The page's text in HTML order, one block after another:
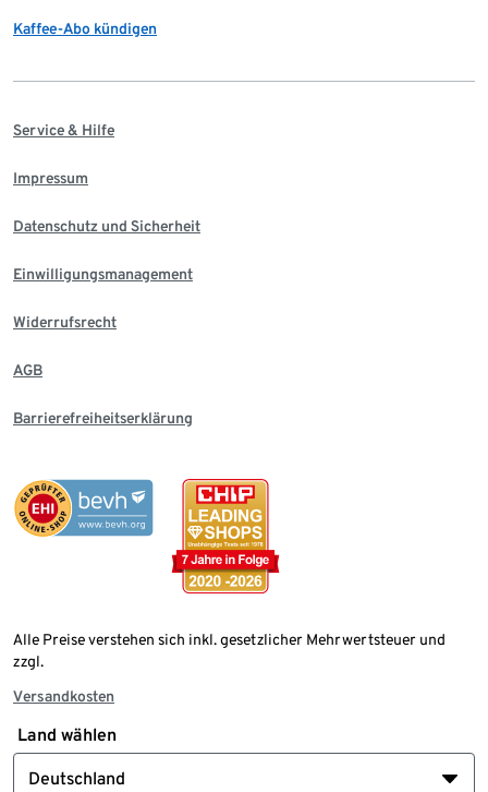
Kaffee-Abo kündigen
Service & Hilfe
Impressum
Datenschutz und Sicherheit
Einwilligungsmanagement
Widerrufsrecht
AGB
Barrierefreiheitserklärung
Alle Preise verstehen sich inkl. gesetzlicher Mehrwertsteuer und
zzgl.
Versandkosten
Land wählen
Deutschland